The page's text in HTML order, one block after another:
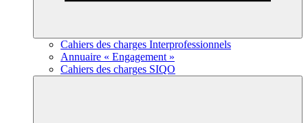
Cahiers des charges Interprofessionnels
Annuaire « Engagement »
Cahiers des charges SIQO